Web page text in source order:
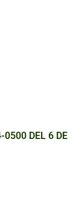
DEL 6 DE